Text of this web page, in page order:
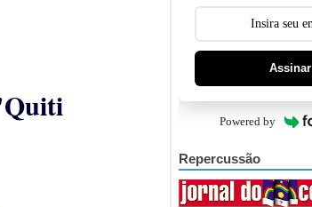
Assinar
Powered by
Repercussão